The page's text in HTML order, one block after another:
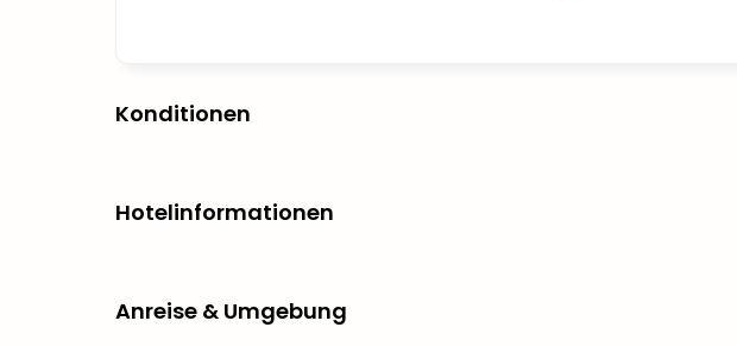
Konditionen
Hotelinformationen
Anreise & Umgebung